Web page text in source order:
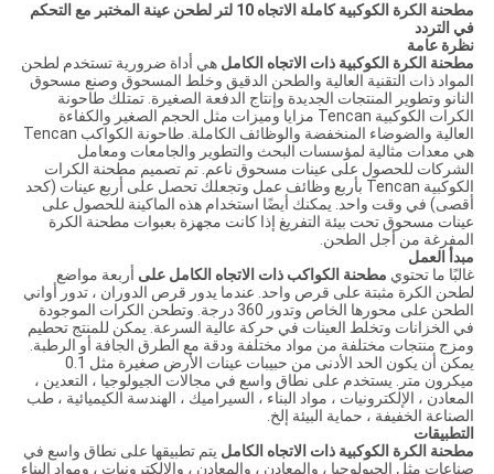
مطحنة الكرة الكوكبية كاملة الاتجاه 10 لتر لطحن عينة المختبر مع التحكم
في التردد
نظرة عامة
مطحنة الكرة الكوكبية ذات الاتجاه الكامل هي أداة ضرورية تستخدم لطحن
المواد ذات التقنية العالية والطحن الدقيق وخلط المسحوق وصنع مسحوق
النانو وتطوير المنتجات الجديدة وإنتاج الدفعة الصغيرة. تمتلك طاحونة
الكرات الكوكبية Tencan مزايا وميزات مثل الحجم الصغير والكفاءة
العالية والضوضاء المنخفضة والوظائف الكاملة. طاحونة الكواكب Tencan
هي معدات مثالية لمؤسسات البحث والتطوير والجامعات ومعامل
الشركات للحصول على عينات مسحوق ناعم. تم تصميم مطحنة الكرات
الكوكبية Tencan بأربع وظائف عمل وتجعلك تحصل على أربع عينات (كحد
أقصى) في وقت واحد. يمكنك أيضًا استخدام هذه الماكينة للحصول على
عينات مسحوق تحت بيئة التفريغ إذا كانت مجهزة بعبوات مطحنة الكرة
المفرغة من أجل الطحن.
مبدأ العمل
غالبًا ما تحتوي مطحنة الكواكب ذات الاتجاه الكامل على أربعة مواضع
لطحن الكرة مثبتة على قرص واحد. عندما يدور قرص الدوران ، تدور أواني
الطحن على محورها الخاص وتدور 360 درجة. وتطحن الكرات الموجودة
في الخزانات وتخلط العينات في حركة عالية السرعة. يمكن للمنتج تحطيم
ومزج منتجات مختلفة من مواد مختلفة ودقة مع الطرق الجافة أو الرطبة.
يمكن أن يكون الحد الأدنى من حبيبات عينات الأرض صغيرة مثل 0.1
ميكرون متر. يستخدم على نطاق واسع في مجالات الجيولوجيا ، التعدين ،
المعادن ، الإلكترونيات ، مواد البناء ، السيراميك ، الهندسة الكيميائية ، طب
الصناعة الخفيفة ، حماية البيئة إلخ.
التطبيقات
مطحنة الكرة الكوكبية ذات الاتجاه الكامل يتم تطبيقها على نطاق واسع في
صناعات مثل الجيولوجيا ، والمعادن ، والمعادن ، والالكترونيات ، ومواد البناء